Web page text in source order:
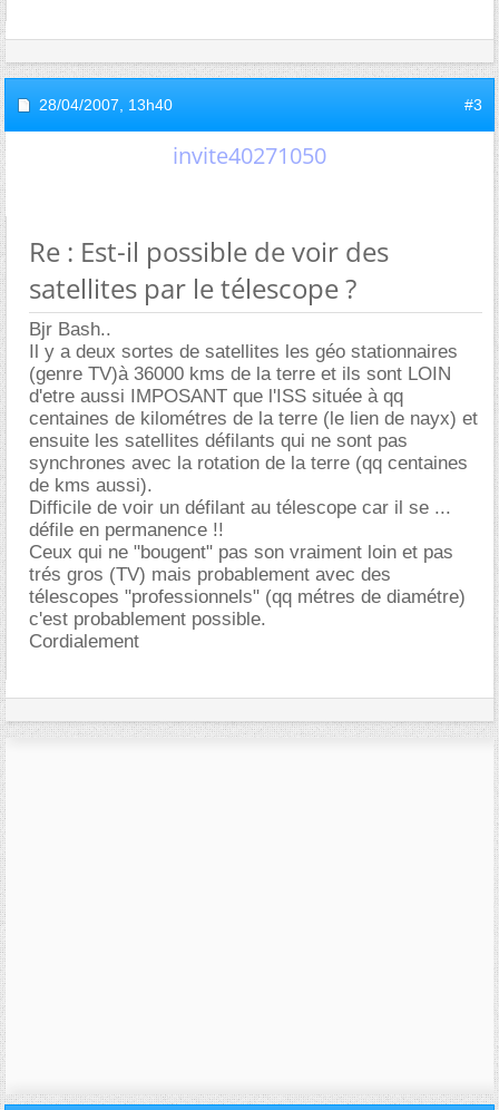
28/04/2007, 13h40 #3
invite40271050
Re : Est-il possible de voir des
satellites par le télescope ?
Bjr Bash..
Il y a deux sortes de satellites les géo stationnaires
(genre TV)à 36000 kms de la terre et ils sont LOIN
d'etre aussi IMPOSANT que l'ISS située à qq
centaines de kilométres de la terre (le lien de nayx) et
ensuite les satellites défilants qui ne sont pas
synchrones avec la rotation de la terre (qq centaines
de kms aussi).
Difficile de voir un défilant au télescope car il se ...
défile en permanence !!
Ceux qui ne "bougent" pas son vraiment loin et pas
trés gros (TV) mais probablement avec des
télescopes "professionnels" (qq métres de diamétre)
c'est probablement possible.
Cordialement